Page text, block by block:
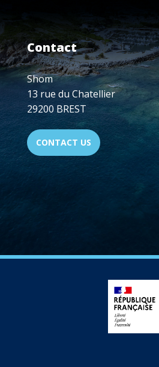
Contact
Shom
13 rue du Chatellier
29200 BREST
CONTACT US